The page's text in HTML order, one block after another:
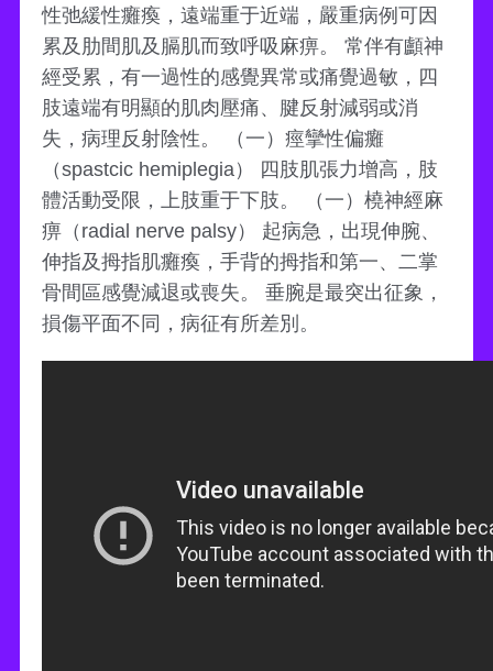
性弛緩性癱瘓，遠端重于近端，嚴重病例可因
累及肋間肌及膈肌而致呼吸麻痹。 常伴有顱神
經受累，有一過性的感覺異常或痛覺過敏，四
肢遠端有明顯的肌肉壓痛、腱反射減弱或消
失，病理反射陰性。 （一）痙攣性偏癱
（spastcic hemiplegia） 四肢肌張力增高，肢
體活動受限，上肢重于下肢。 （一）橈神經麻
痹（radial nerve palsy） 起病急，出現伸腕、
伸指及拇指肌癱瘓，手背的拇指和第一、二掌
骨間區感覺減退或喪失。 垂腕是最突出征象，
損傷平面不同，病征有所差別。